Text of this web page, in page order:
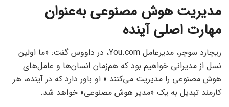
مدیریت هوش مصنوعی به‌عنوان
مهارت اصلی آینده
ریچارد سوچر، مدیرعامل You.com، در داووس گفت: «ما اولین
نسل از مدیرانی خواهیم بود که هم‌زمان انسان‌ها و عامل‌های
هوش مصنوعی را مدیریت می‌کنند.» او باور دارد که در آینده، هر
کارمند تبدیل به یک «مدیر هوش مصنوعی» خواهد شد.